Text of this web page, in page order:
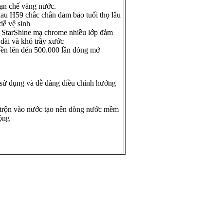
chế văng nước.
H59 chắc chắn đảm bảo tuổi thọ lâu
vệ sinh
mạ chrome nhiều lớp đảm
và khó trầy xước
lên đến 500.000 lần đóng mở
dụng và dễ dàng điều chỉnh hướng
vào nước tạo nên dòng nước mềm